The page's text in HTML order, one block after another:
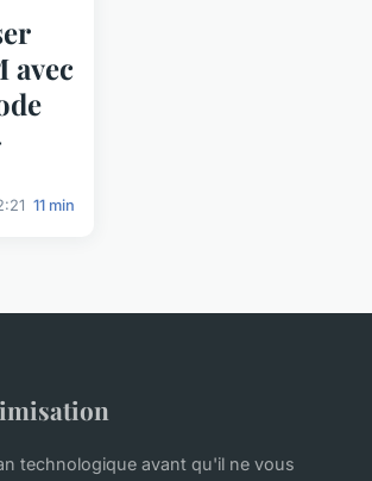
avec
11 min
technologique avant qu'il ne vous